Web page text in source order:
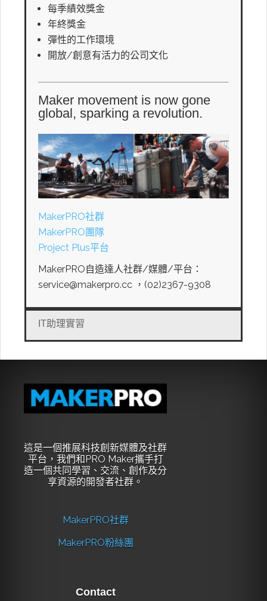
每季績效獎金
年終獎金
彈性的工作環境
開放/創意有活力的公司文化
Maker movement is now gone
global, sparking a revolution.
MakerPRO社群
MakerPRO團隊
Project Plus平台
MakerPRO自造達人社群/媒體/平台：
service@makerpro.cc ，(02)2367-9308
IT助理實習
這是一個推展科技創新媒體及社群
平台，我們和PRO Maker攜手打
造一個共同學習、交流、創作及分
享資源的開發者社群。
MakerPRO社群
MakerPRO粉絲團
Contact